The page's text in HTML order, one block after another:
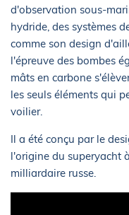
d'observation sous-
hydride, des systèmes
comme son design
l'épreuve des bombes
mâts en carbone
les seuls éléments qui
voilier.
Il a été conçu par le
l'origine du superyacht
milliardaire russe.